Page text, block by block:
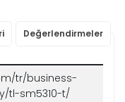
Değerlendirmeler
tr/business-
tl-sm5310-t/